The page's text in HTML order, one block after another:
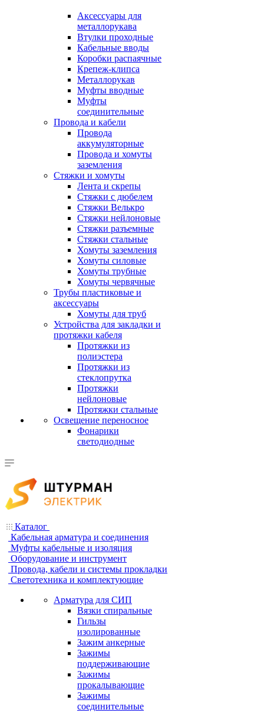
Аксессуары для
металлорукава
Втулки проходные
Кабельные вводы
Коробки распаячные
Крепеж-клипса
Металлорукав
Муфты вводные
Муфты
соединительные
Провода и кабели
Провода
аккумуляторные
Провода и хомуты
заземления
Стяжки и хомуты
Лента и скрепы
Стяжки c дюбелем
Стяжки Велькро
Стяжки нейлоновые
Стяжки разъемные
Стяжки стальные
Хомуты заземления
Хомуты силовые
Хомуты трубные
Хомуты червячные
Трубы пластиковые и
аксессуары
Хомуты для труб
Устройства для закладки и
протяжки кабеля
Протяжки из
полиэстера
Протяжки из
стеклопрутка
Протяжки
нейлоновые
Протяжки стальные
Освещение переносное
Фонарики
светодиодные
Каталог
Кабельная арматура и соединения
Муфты кабельные и изоляция
Оборудование и инструмент
Провода, кабели и системы прокладки
Светотехника и комплектующие
Арматура для СИП
Вязки спиральные
Гильзы
изолированные
Зажим анкерные
Зажимы
поддерживающие
Зажимы
прокалывающие
Зажимы
соединительные